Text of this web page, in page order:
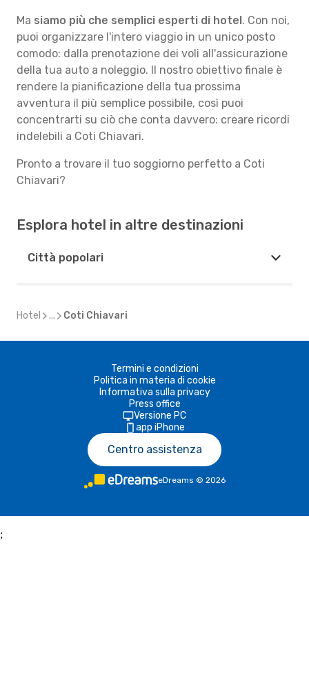
Ma siamo più che semplici esperti di hotel. Con noi,
puoi organizzare l'intero viaggio in un unico posto
comodo: dalla prenotazione dei voli all'assicurazione
della tua auto a noleggio. Il nostro obiettivo finale è
rendere la pianificazione della tua prossima
avventura il più semplice possibile, così puoi
concentrarti su ciò che conta davvero: creare ricordi
indelebili a Coti Chiavari.
Pronto a trovare il tuo soggiorno perfetto a Coti
Chiavari?
Esplora hotel in altre destinazioni
Città popolari
Hotel ... Coti Chiavari
Termini e condizioni
Politica in materia di cookie
Informativa sulla privacy
Press office
Versione PC
app iPhone
Centro assistenza
eDreams © 2026
;